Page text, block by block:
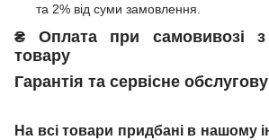
та 2% від суми замовлення.
₴ Оплата при самовивозі
товару
Гарантія та сервісне
На всі товари придбані в нашому